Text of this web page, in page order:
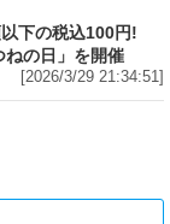
下の税込100円!
ねの日」を開催
[2026/3/29 21:34:51]